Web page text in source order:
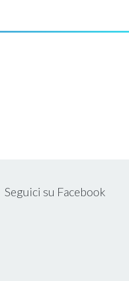
Seguici su Facebook